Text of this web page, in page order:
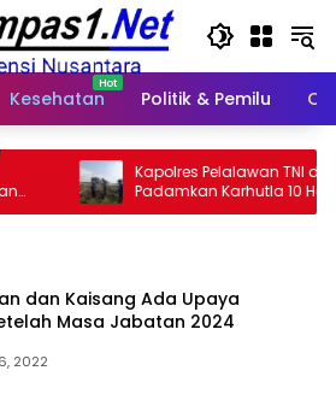
Kesehatan Politik & Pemilu
Pelalawan TNI dan RPK PT Pimpin
Karhutla 10 Hektar di
Water Bombing Diterjunkan
dan Kaisang Ada Upaya
Masa Jabatan 2024
2022